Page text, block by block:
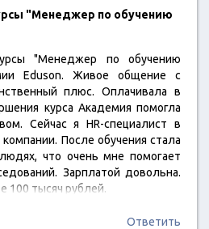
"Менеджер по обучению
"Менеджер по обучению
Eduson. Живое общение с
плюс. Оплачивала в
курса Академия помогла
Сейчас я HR-специалист в
После обучения стала
что очень мне помогает
Зарплатой довольна.
100 тысяч рублей.
Ответить